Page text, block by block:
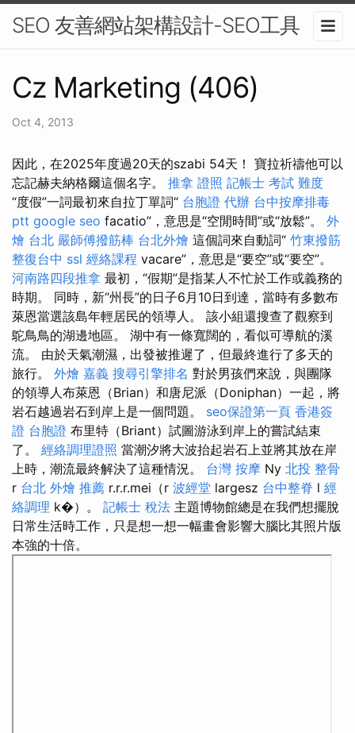
SEO 友善網站架構設計-SEO工具
Cz Marketing (406)
Oct 4, 2013
因此，在2025年度過20天的szabi 54天！ 寶拉祈禱他可以
忘記赫夫納格爾這個名字。 推拿 證照 記帳士 考試 難度
“度假”一詞最初來自拉丁單詞“ 台胞證 代辦 台中按摩排毒
ptt google seo facatio”，意思是“空閒時間”或“放鬆”。 外
燴 台北 嚴師傅撥筋棒 台北外燴 這個詞來自動詞“ 竹東撥筋
整復台中 ssl 經絡課程 vacare”，意思是“要空”或“要空”。
河南路四段推拿 最初，“假期”是指某人不忙於工作或義務的
時期。 同時，新“州長”的日子6月10日到達，當時有多數布
萊恩當選該島年輕居民的領導人。 該小組還搜查了觀察到
鴕鳥鳥的湖邊地區。 湖中有一條寬闊的，看似可導航的溪
流。 由於天氣潮濕，出發被推遲了，但最終進行了多天的
旅行。 外燴 嘉義 搜尋引擎排名 對於男孩們來說，與團隊
的領導人布萊恩（Brian）和唐尼派（Doniphan）一起，將
岩石越過岩石到岸上是一個問題。 seo保證第一頁 香港簽
證 台胞證 布里特（Briant）試圖游泳到岸上的嘗試結束
了。 經絡調理證照 當潮汐將大波抬起岩石上並將其放在岸
上時，潮流最終解決了這種情況。 台灣 按摩 Ny 北投 整骨
r 台北 外燴 推薦 r.r.r.mei（r 波經堂 largesz 台中整脊 l 經
絡調理 k�）。 記帳士 稅法 主題博物館總是在我們想擺脫
日常生活時工作，只是想一想一幅畫會影響大腦比其照片版
本強的十倍。